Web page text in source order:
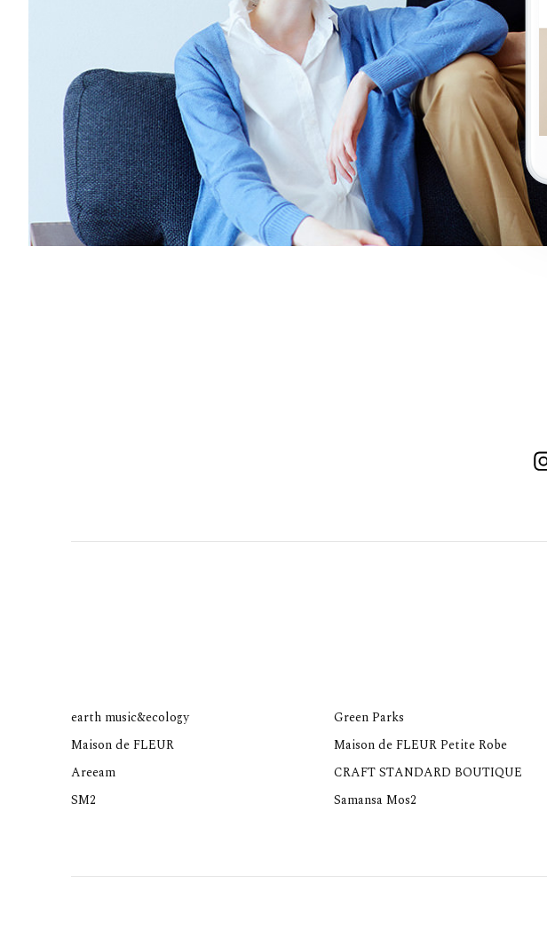
earth music&ecology Green Parks
Maison de FLEUR
Maison de FLEUR Petite Robe
Areeam
CRAFT STANDARD BOUTIQUE
SM2
Samansa Mos2